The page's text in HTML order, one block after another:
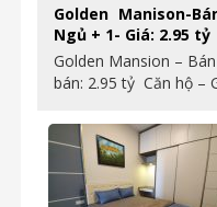
Golden Manison-
Ngủ + 1- Giá: 2.95 tỷ
Golden Mansion –
bán: 2.95 tỷ Căn hộ –